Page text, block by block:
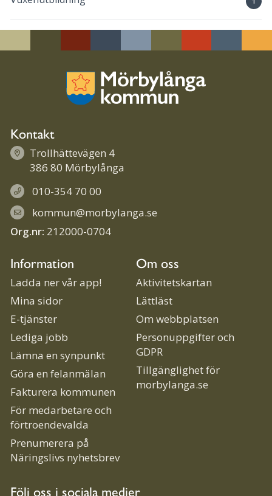
Kontakt
Trollhättevägen 4
386 80 Mörbylånga
010-354 70 00
kommun@morbylanga.se
Org.nr: 212000-0704
Information
Ladda ner vår app!
Mina sidor
E-tjänster
Lediga jobb
Lämna en synpunkt
Göra en felanmälan
Fakturera kommunen
För medarbetare och
förtroendevalda
Prenumerera på
Näringslivs nyhetsbrev
Om oss
Aktivitetskartan
Lättläst
Om webbplatsen
Personuppgifter och
GDPR
Tillgänglighet för
morbylanga.se
Följ oss i sociala medier